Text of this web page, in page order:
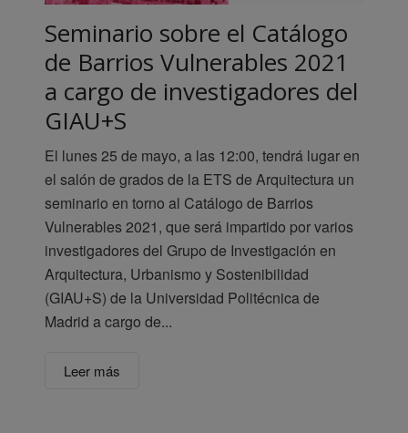
Seminario sobre el Catálogo
de Barrios Vulnerables 2021
a cargo de investigadores del
GIAU+S
El lunes 25 de mayo, a las 12:00, tendrá lugar en
el salón de grados de la ETS de Arquitectura un
seminario en torno al Catálogo de Barrios
Vulnerables 2021, que será impartido por varios
investigadores del Grupo de Investigación en
Arquitectura, Urbanismo y Sostenibilidad
(GIAU+S) de la Universidad Politécnica de
Madrid a cargo de...
Leer más